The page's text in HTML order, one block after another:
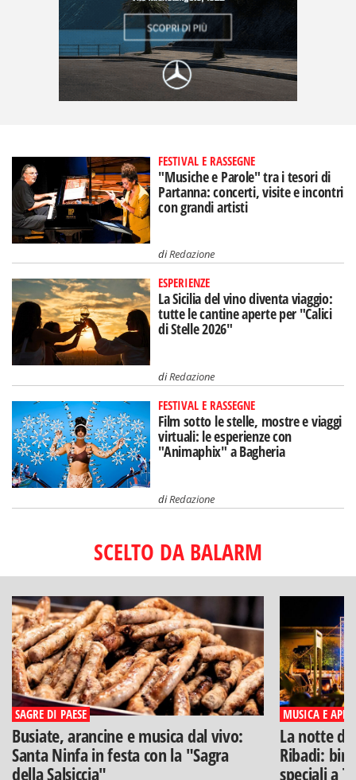
FESTIVAL E RASSEGNE
"Musiche e Parole" tra i tesori di
Partanna: concerti, visite e incontri
con grandi artisti
diRedazione
ESPERIENZE
La Sicilia del vino diventa viaggio:
tutte le cantine aperte per "Calici
di Stelle 2026"
diRedazione
FESTIVAL E RASSEGNE
Film sotto le stelle, mostre e viaggi
virtuali: le esperienze con
"Animaphix" a Bagheria
diRedazione
SCELTO DA BALARM
SAGRE DI PAESE
Busiate, arancine e musica dal vivo:
Santa Ninfa in festa con la "Sagra
della Salsiccia"
MUSICA E
La notte di
Ribadi:
speciali a